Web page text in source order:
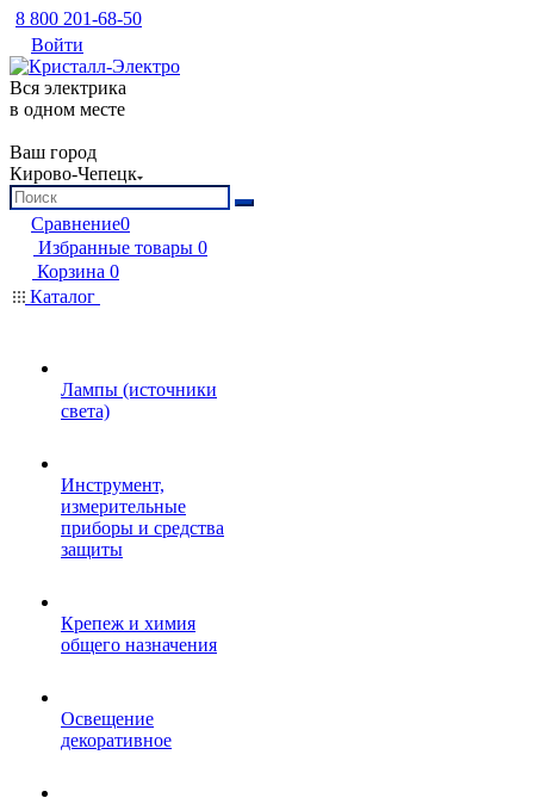
8 800 201-68-50
Войти
Вся электрика
в одном месте
Ваш город
Кирово-Чепецк
Сравнение0
Избранные товары 0
Корзина 0
Каталог
Лампы (источники
света)
Инструмент,
измерительные
приборы и средства
защиты
Крепеж и химия
общего назначения
Освещение
декоративное